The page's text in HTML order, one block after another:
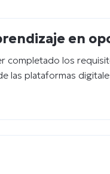
en
completado los
las plataformas